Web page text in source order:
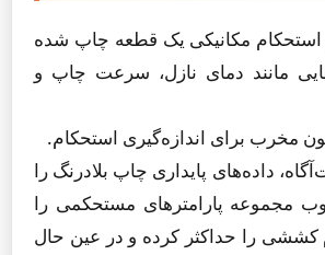
استحکام مکانیکی یک قطعه چاپ شده
مانند دمای نازل، سرعت چاپ و
مخرب برای اندازه‌گیری استحکام.
داده‌های پایداری چاپ بلادرنگ را
مجموعه پارامترهای مستحکمی را
کششی را حداکثر کرده و در عین حال